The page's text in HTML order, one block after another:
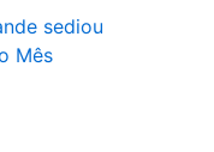
sediou
Mês